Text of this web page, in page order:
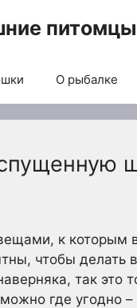
питомцы
О рыбалке
к которым
чтобы делать
так это
где угодно